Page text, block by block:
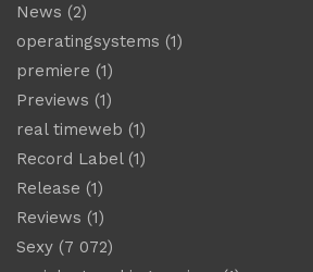
News (2)
operatingsystems (1)
premiere (1)
Previews (1)
real timeweb (1)
Record Label (1)
Release (1)
Reviews (1)
Sexy (7 072)